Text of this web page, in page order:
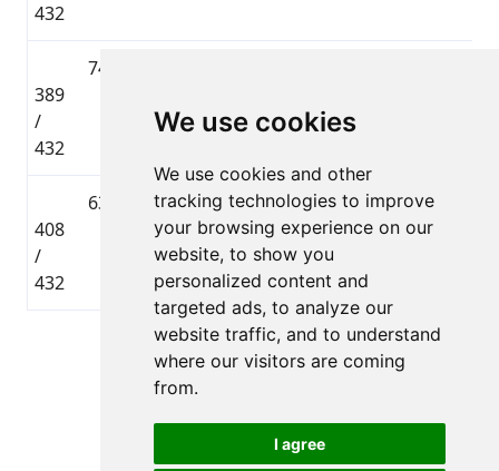
We use cookies
We use cookies and other
tracking technologies to improve
your browsing experience on our
website, to show you
personalized content and
targeted ads, to analyze our
website traffic, and to understand
where our visitors are coming
from.
I agree
432
389
/
432
744
408
/
432
630
Matīss
jansons
—
Kalnu
divriteņu
Lapa 1 no 1